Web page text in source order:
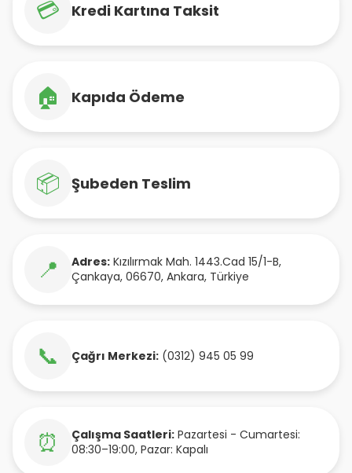
💳 Kredi Kartına Taksit
🏠 Kapıda Ödeme
📦 Şubeden Teslim
📍 Adres: Kızılırmak Mah. 1443.Cad 15/1-B,
Çankaya, 06670, Ankara, Türkiye
📞 Çağrı Merkezi: (0312) 945 05 99
⏰ Çalışma Saatleri: Pazartesi - Cumartesi:
08:30–19:00, Pazar: Kapalı